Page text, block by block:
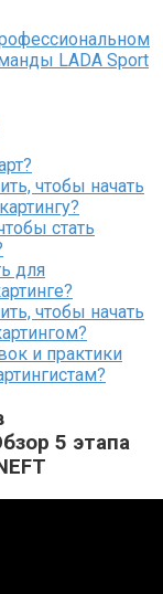
LADA Sport
чтобы начать
стать
для
чтобы начать
и практики
5 этапа